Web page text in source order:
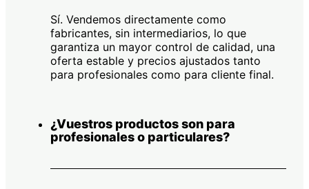
Sí. Vendemos directamente como
fabricantes, sin intermediarios, lo que
garantiza un mayor control de calidad, una
oferta estable y precios ajustados tanto
para profesionales como para cliente final.
¿Vuestros productos son para
profesionales o particulares?